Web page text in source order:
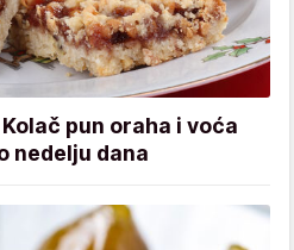
pun oraha i voća
nedelju dana